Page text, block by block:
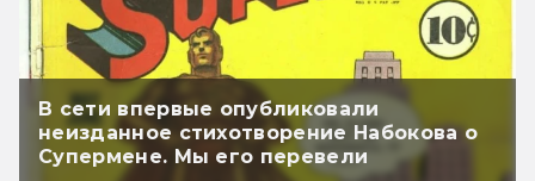
В сети впервые опубликовали
неизданное стихотворение Набокова о
Супермене. Мы его перевели